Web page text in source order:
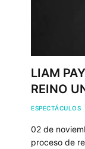
LIAM
REINO
ESPECTÁCULOS
02 de
proceso de